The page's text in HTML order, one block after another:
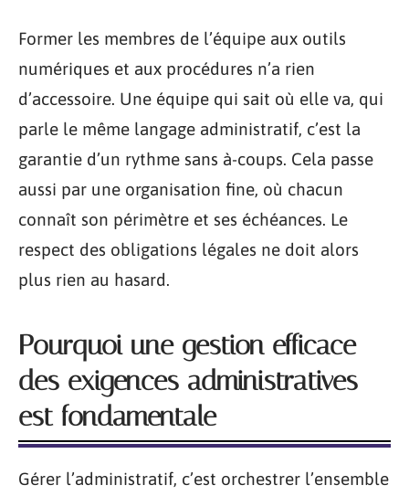
Former les membres de l’équipe aux outils
numériques et aux procédures n’a rien
d’accessoire. Une équipe qui sait où elle va, qui
parle le même langage administratif, c’est la
garantie d’un rythme sans à-coups. Cela passe
aussi par une organisation fine, où chacun
connaît son périmètre et ses échéances. Le
respect des obligations légales ne doit alors
plus rien au hasard.
Pourquoi une gestion efficace
des exigences administratives
est fondamentale
Gérer l’administratif, c’est orchestrer l’ensemble